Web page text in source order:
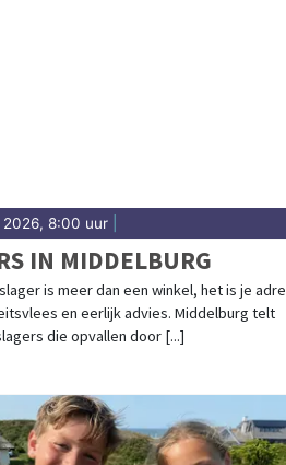
en culturele evenementen
uitgaansaanbod op
2026, 8:00 uur
IN MIDDELBURG
is meer dan een winkel, het is je
en eerlijk advies. Middelburg telt
die opvallen door [...]